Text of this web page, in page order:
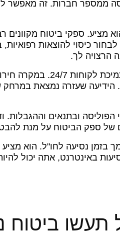
ממספר חברות. זה
מציע. ספקי ביטוח
כיסוי להוצאות
הרצויה לך.
יתר על כן, ביטוח נסיעות
הידיעה שעזרה נמצאת
ובתנאים
של ספק הביטוח על מנת
בזמן נסיעה לחו"ל. הוא
באינטרנט, אתה יכול
ביטוח